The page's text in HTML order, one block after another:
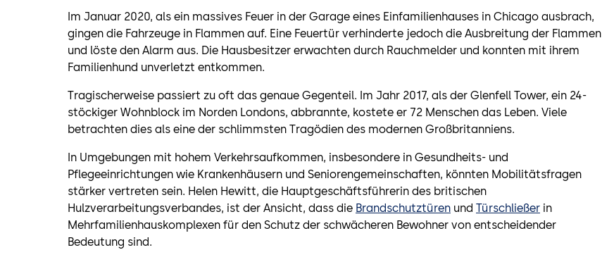
Im Januar 2020, als ein massives Feuer in der Garage eines Einfamilienhauses in Chicago ausbrach,
gingen die Fahrzeuge in Flammen auf. Eine Feuertür verhinderte jedoch die Ausbreitung der Flammen
und löste den Alarm aus. Die Hausbesitzer erwachten durch Rauchmelder und konnten mit ihrem
Familienhund unverletzt entkommen.
Tragischerweise passiert zu oft das genaue Gegenteil. Im Jahr 2017, als der Glenfell Tower, ein 24-
stöckiger Wohnblock im Norden Londons, abbrannte, kostete er 72 Menschen das Leben. Viele
betrachten dies als eine der schlimmsten Tragödien des modernen Großbritanniens.
In Umgebungen mit hohem Verkehrsaufkommen, insbesondere in Gesundheits- und
Pflegeeinrichtungen wie Krankenhäusern und Seniorengemeinschaften, könnten Mobilitätsfragen
stärker vertreten sein. Helen Hewitt, die Hauptgeschäftsführerin des britischen
Hulzverarbeitungsverbandes, ist der Ansicht, dass die Brandschutztüren und Türschließer in
Mehrfamilienhauskomplexen für den Schutz der schwächeren Bewohner von entscheidender
Bedeutung sind.